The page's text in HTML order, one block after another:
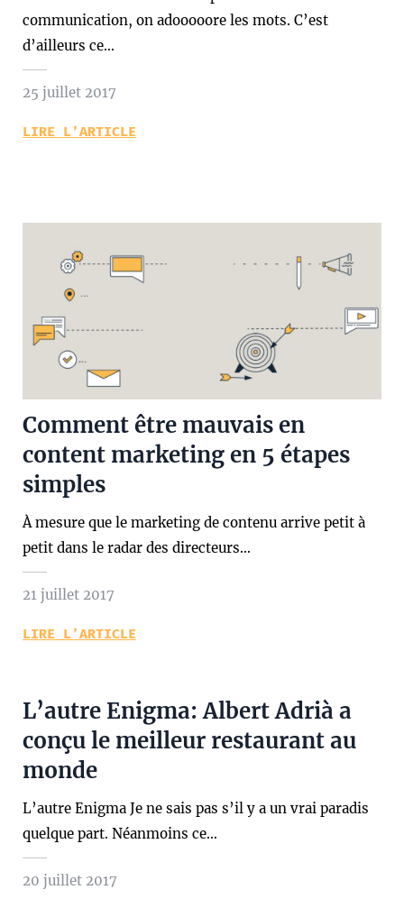
communication, on adooooore les mots. C’est
d’ailleurs ce…
25 juillet 2017
LIRE L’ARTICLE
Comment être mauvais en
content marketing en 5 étapes
simples
À mesure que le marketing de contenu arrive petit à
petit dans le radar des directeurs…
21 juillet 2017
LIRE L’ARTICLE
L’autre Enigma: Albert Adrià a
conçu le meilleur restaurant au
monde
L’autre Enigma Je ne sais pas s’il y a un vrai paradis
quelque part. Néanmoins ce…
20 juillet 2017